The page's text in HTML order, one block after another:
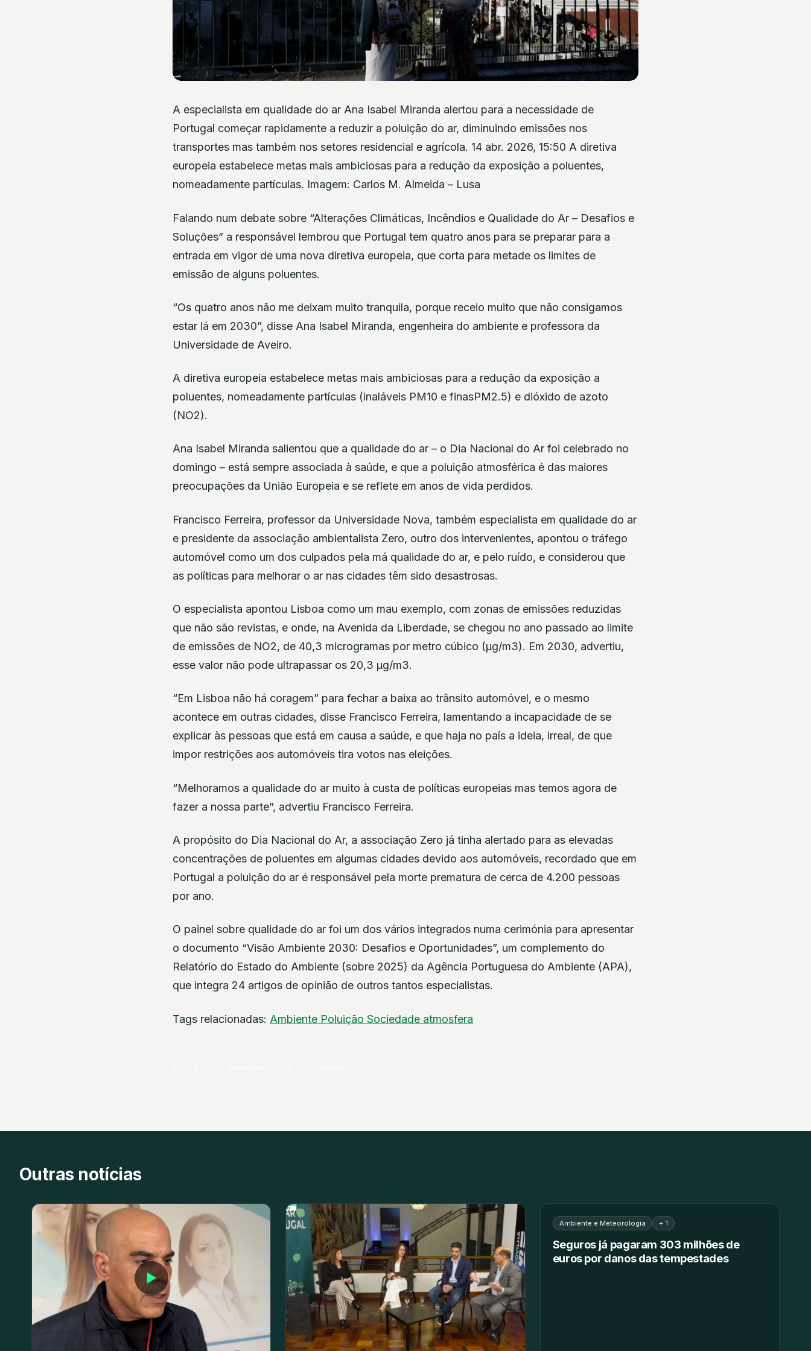
A especialista em qualidade do ar Ana Isabel Miranda alertou para a necessidade de
Portugal começar rapidamente a reduzir a poluição do ar, diminuindo emissões nos
transportes mas também nos setores residencial e agrícola. 14 abr. 2026, 15:50 A diretiva
europeia estabelece metas mais ambiciosas para a redução da exposição a poluentes,
nomeadamente partículas. Imagem: Carlos M. Almeida – Lusa
Falando num debate sobre “Alterações Climáticas, Incêndios e Qualidade do Ar – Desafios e
Soluções” a responsável lembrou que Portugal tem quatro anos para se preparar para a
entrada em vigor de uma nova diretiva europeia, que corta para metade os limites de
emissão de alguns poluentes.
“Os quatro anos não me deixam muito tranquila, porque receio muito que não consigamos
estar lá em 2030”, disse Ana Isabel Miranda, engenheira do ambiente e professora da
Universidade de Aveiro.
A diretiva europeia estabelece metas mais ambiciosas para a redução da exposição a
poluentes, nomeadamente partículas (inaláveis PM10 e finasPM2.5) e dióxido de azoto
(NO2).
Ana Isabel Miranda salientou que a qualidade do ar – o Dia Nacional do Ar foi celebrado no
domingo – está sempre associada à saúde, e que a poluição atmosférica é das maiores
preocupações da União Europeia e se reflete em anos de vida perdidos.
Francisco Ferreira, professor da Universidade Nova, também especialista em qualidade do ar
e presidente da associação ambientalista Zero, outro dos intervenientes, apontou o tráfego
automóvel como um dos culpados pela má qualidade do ar, e pelo ruído, e considerou que
as políticas para melhorar o ar nas cidades têm sido desastrosas.
O especialista apontou Lisboa como um mau exemplo, com zonas de emissões reduzidas
que não são revistas, e onde, na Avenida da Liberdade, se chegou no ano passado ao limite
de emissões de NO2, de 40,3 microgramas por metro cúbico (μg/m3). Em 2030, advertiu,
esse valor não pode ultrapassar os 20,3 μg/m3.
“Em Lisboa não há coragem” para fechar a baixa ao trânsito automóvel, e o mesmo
acontece em outras cidades, disse Francisco Ferreira, lamentando a incapacidade de se
explicar às pessoas que está em causa a saúde, e que haja no país a ideia, irreal, de que
impor restrições aos automóveis tira votos nas eleições.
“Melhoramos a qualidade do ar muito à custa de políticas europeias mas temos agora de
fazer a nossa parte”, advertiu Francisco Ferreira.
A propósito do Dia Nacional do Ar, a associação Zero já tinha alertado para as elevadas
concentrações de poluentes em algumas cidades devido aos automóveis, recordado que em
Portugal a poluição do ar é responsável pela morte prematura de cerca de 4.200 pessoas
por ano.
O painel sobre qualidade do ar foi um dos vários integrados numa cerimónia para apresentar
o documento “Visão Ambiente 2030: Desafios e Oportunidades”, um complemento do
Relatório do Estado do Ambiente (sobre 2025) da Agência Portuguesa do Ambiente (APA),
que integra 24 artigos de opinião de outros tantos especialistas.
Tags relacionadas: Ambiente Poluição Sociedade atmosfera
Outras notícias
▶
Ambiente e Meteorologia + 1
Seguros já pagaram 303 milhões de
euros por danos das tempestades